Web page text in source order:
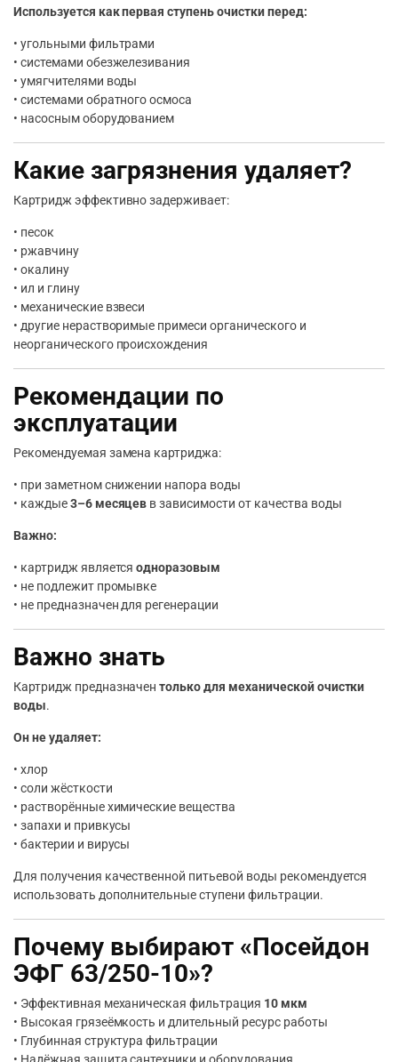
Используется как первая ступень очистки перед:
• угольными фильтрами
• системами обезжелезивания
• умягчителями воды
• системами обратного осмоса
• насосным оборудованием
Какие загрязнения удаляет?
Картридж эффективно задерживает:
• песок
• ржавчину
• окалину
• ил и глину
• механические взвеси
• другие нерастворимые примеси органического и
неорганического происхождения
Рекомендации по
эксплуатации
Рекомендуемая замена картриджа:
• при заметном снижении напора воды
• каждые3–6 месяцев в зависимости от качества воды
Важно:
• картридж являетсяодноразовым
• не подлежит промывке
• не предназначен для регенерации
Важно знать
Картридж предназначентолько для механической очистки
воды.
Он не удаляет:
• хлор
• соли жёсткости
• растворённые химические вещества
• запахи и привкусы
• бактерии и вирусы
Для получения качественной питьевой воды рекомендуется
использовать дополнительные ступени фильтрации.
Почему выбирают «Посейдон
ЭФГ 63/250-10»?
• Эффективная механическая фильтрация 10 мкм
• Высокая грязеёмкость и длительный ресурс работы
• Глубинная структура фильтрации